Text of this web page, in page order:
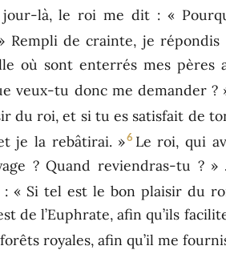
là, le roi me dit : «
Rempli de crainte, je répondis
où sont enterrés mes pères
veux-tu donc me demander
du roi, et si tu es satisfait de
je la rebâtirai. »6 Le roi, qui
? Quand reviendras-tu ?
: « Si tel est le bon plaisir du
de l’Euphrate, afin qu’ils
royales, afin qu’il me